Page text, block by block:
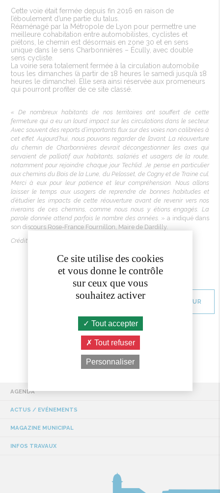
Cette voie était fermée depuis fin 2016 en raison de
l’éboulement d’une partie du talus.
Réaménagé par la Métropole de Lyon pour permettre une
meilleure cohabitation entre automobilistes, cyclistes et
piétons, le chemin est désormais en zone 30 et en sens
unique dans le sens Charbonnières – Écully, avec double
sens cycliste.
La voirie sera totalement fermée à la circulation automobile
tous les dimanches (à partir de 18 heures le samedi jusqu’à 18
heures le dimanche). Elle sera ainsi réservée aux promeneurs
qui pourront profiter de ce site classé.
« De nombreux habitants de nosterritoires ont souffert decette
fermeture qui a eu unlourd impact sur les circulationsdans lesecteur.
Avec souventdes reports d’importants flux sur des voies noncalibrées à
ceteffet.Aujourd’hui, nous pouvons regarderde l’avant. Laréouverture
du cheminde Charbonnières devrait décongestionner les axes qui
servaient de palliatif aux habitants, salariés et usagers de la route,
notammentpourrejoindre chaque jour Techlid. Je pense enparticulier
aux chemins du Bois de la Lune, du Pelosset, de Cogny et de Traine cul.
Mercià euxpour leurpatience et leur compréhension. Nousallons
laisser le temps aux usagers de reprendre de bonnes habitudes et
d’étudierles impacts decette réouverture avantde revenir vers nos
riverains de ceschemins, comme nous nous y étions engagés. La
parole donnée attend parfois le nombre desannées. » a indiqué dans
son discoursRose-France Fournillon, Maire de Dardilly.
Crédit photo : Léa Cordonier - Métropole de Lyon
RETOUR
AGENDA
ACTUS / EVÉNEMENTS
MAGAZINE MUNICIPAL
INFOS TRAVAUX
Ce site utilise des cookies
et vous donne le contrôle
sur ceux que vous
souhaitez activer
Tout accepter
Tout refuser
Personnaliser